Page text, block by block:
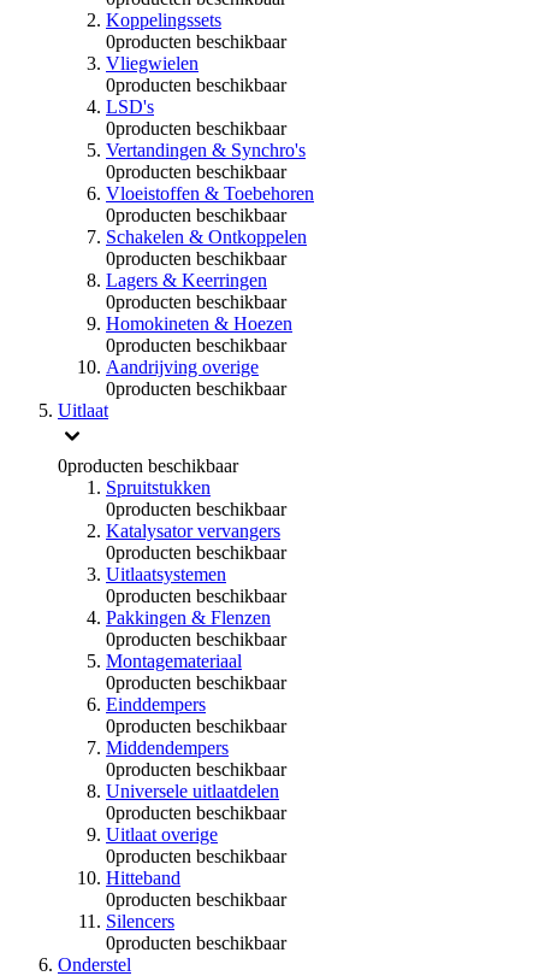
Koppelingssets
0producten beschikbaar
Vliegwielen
0producten beschikbaar
LSD's
0producten beschikbaar
Vertandingen & Synchro's
0producten beschikbaar
Vloeistoffen & Toebehoren
0producten beschikbaar
Schakelen & Ontkoppelen
0producten beschikbaar
Lagers & Keerringen
0producten beschikbaar
Homokineten & Hoezen
0producten beschikbaar
Aandrijving overige
0producten beschikbaar
Uitlaat
0producten beschikbaar
Spruitstukken
0producten beschikbaar
Katalysator vervangers
0producten beschikbaar
Uitlaatsystemen
0producten beschikbaar
Pakkingen & Flenzen
0producten beschikbaar
Montagemateriaal
0producten beschikbaar
Einddempers
0producten beschikbaar
Middendempers
0producten beschikbaar
Universele uitlaatdelen
0producten beschikbaar
Uitlaat overige
0producten beschikbaar
Hitteband
0producten beschikbaar
Silencers
0producten beschikbaar
Onderstel